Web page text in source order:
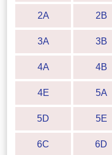
2A 2B
3A 3B
4A 4B
4E 5A
5D 5E
6C 6D